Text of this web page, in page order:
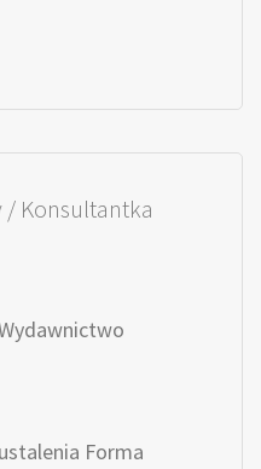
/ Konsultantka
Forma